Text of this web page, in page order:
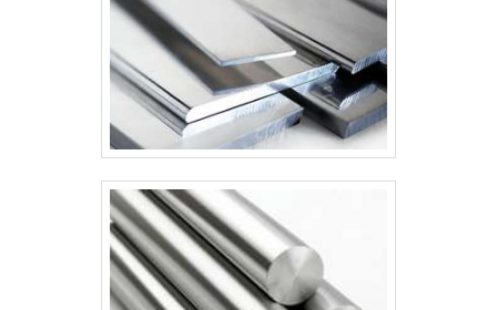
qualidade. Para solicitar um orçamento,
entre em contato com a EJ SERVIÇOS
INDUSTRIAIS, empresa que oferece um dos
melhores preços do mercado, sendo uma
das únicas a realizar soldagem para
montagem de tubulação..